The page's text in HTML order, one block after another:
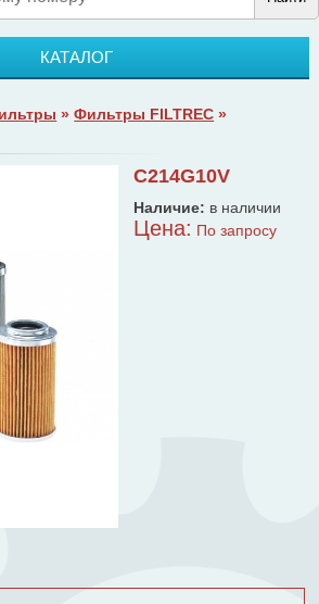
КАТАЛОГ
»Фильтры FILTREC »
C214G10V
Наличие: в наличии
Цена: По запросу